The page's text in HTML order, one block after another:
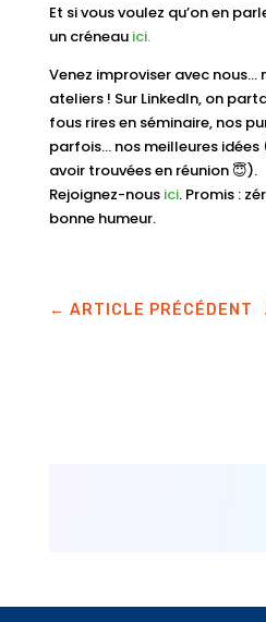
Et si vous voulez qu’on en
un créneau ici.
Venez improviser avec nous…
ateliers ! Sur LinkedIn, on
fous rires en séminaire, nos
parfois… nos meilleures idées
avoir trouvées en réunion 😇).
Rejoignez-nous ici. Promis :
bonne humeur.
← ARTICLE PRÉCÉDENT